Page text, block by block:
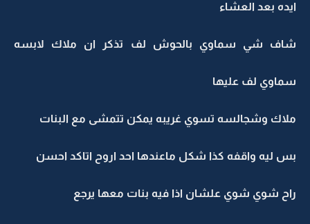
ايده بعد العشاء
شاف شي سماوي بالحوش لف تذكر ان ملاك لابسه
سماوي لف عليها
ملاك وشجالسه تسوي غريبه يمكن تتمشى مع البنات
بس ليه واقفه كذا شكل ماعندها احد اروح اتاكد احسن
راح شوي شوي علشان اذا فيه بنات معها يرجع